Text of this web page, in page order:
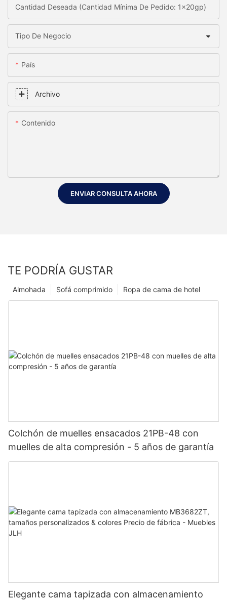
Cantidad Deseada (Cantidad Mínima De Pedido: 1x20gp)
Tipo De Negocio
País
Archivo
Contenido
ENVIAR CONSULTA AHORA
TE PODRÍA GUSTAR
Ropa de cama de hotel
Sofá comprimido
Almohada
Colchón de muelles ensacados 21PB-48 con
muelles de alta compresión - 5 años de garantía
Elegante cama tapizada con almacenamiento